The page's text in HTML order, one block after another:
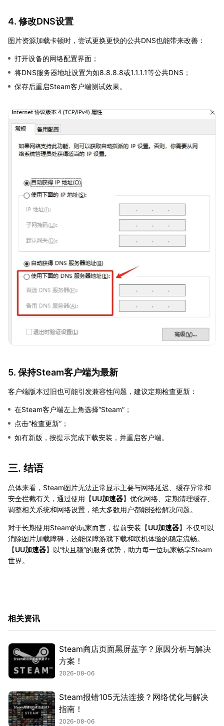
4. 修改DNS设置
图片资源加载卡顿时，尝试更换更快的公共DNS也能带来改善：
打开设备的网络配置界面；
将DNS服务器地址设置为如8.8.8.8或1.1.1.1等公共DNS；
保存后重启Steam客户端测试效果。
5. 保持Steam客户端为最新
客户端版本过旧也可能引发兼容性问题，建议定期检查更新：
在Steam客户端左上角选择“Steam”；
点击“检查更新”；
如有新版，按提示完成下载安装，并重启客户端。
三. 结语
总体来看，Steam图片无法正常显示主要与网络延迟、缓存异常和
安全拦截有关，通过使用【UU加速器】优化网络、定期清理缓存、
调整相关系统和网络设置，绝大多数用户都能轻松解决问题。
对于长期使用Steam的玩家而言，提前安装【UU加速器】不仅可以
消除图片加载障碍，还能保障游戏下载和联机体验的稳定流畅。
【UU加速器】以“快且稳”的服务优势，助力每一位玩家畅享Steam
世界。
相关资讯
Steam商店页面黑屏蓝字？原因分析与解决
方案！
2026-08-06
Steam报错105无法连接？网络优化与解决
指南！
2026-08-06